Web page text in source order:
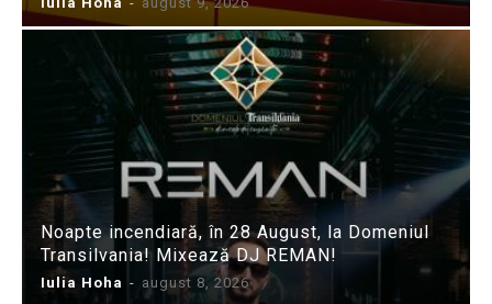
Noapte incendiară, în 28 August, la Domeniul
Transilvania! Mixează DJ REMAN!
Iulia Hoha - august 8, 2026